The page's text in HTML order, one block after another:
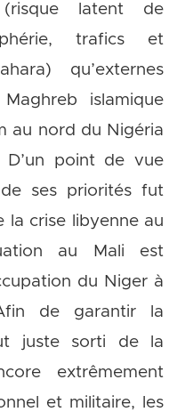
latent de
trafics et
qu’externes
islamique
au nord du Nigéria
point de vue
ses priorités fut
la crise libyenne au
au Mali est
du Niger à
de garantir la
juste sorti de la
extrêmement
et militaire, les